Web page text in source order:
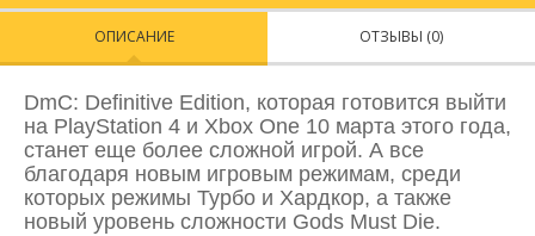
ОПИСАНИЕ ОТЗЫВЫ (0)
DmC: Definitive Edition, которая готовится выйти
на PlayStation 4 и Xbox One 10 марта этого года,
станет еще более сложной игрой. А все
благодаря новым игровым режимам, среди
которых режимы Турбо и Хардкор, а также
новый уровень сложности Gods Must Die.